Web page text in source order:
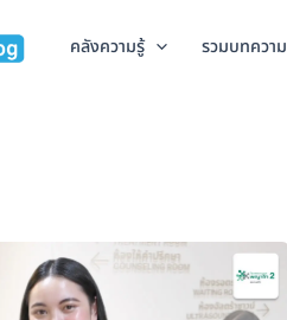
คลังความรู้ รวมบทความ